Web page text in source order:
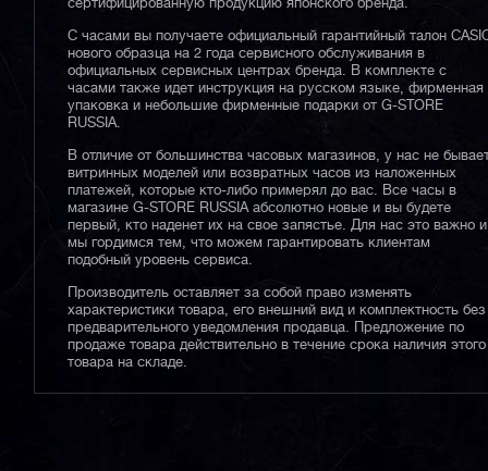
сертифицированную продукцию японского бренда.
С часами вы получаете официальный гарантийный талон
нового образца на 2 года сервисного обслуживания в
официальных сервисных центрах бренда. В комплекте с
часами также идет инструкция на русском языке, фирменная
упаковка и небольшие фирменные подарки от G-STORE
RUSSIA.
В отличие от большинства часовых магазинов, у нас не
витринных моделей или возвратных часов из наложенных
платежей, которые кто-либо примерял до вас. Все часы в
магазине G-STORE RUSSIA абсолютно новые и вы будете
первый, кто наденет их на свое запястье. Для нас это важно и
мы гордимся тем, что можем гарантировать клиентам
подобный уровень сервиса.
Производитель оставляет за собой право изменять
характеристики товара, его внешний вид и комплектность без
предварительного уведомления продавца. Предложение по
продаже товара действительно в течение срока наличия этого
товара на складе.